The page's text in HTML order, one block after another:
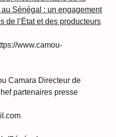
Sénégal : un engagement
de l’État et des producteurs
www.camou-
Camara Directeur de
partenaires presse